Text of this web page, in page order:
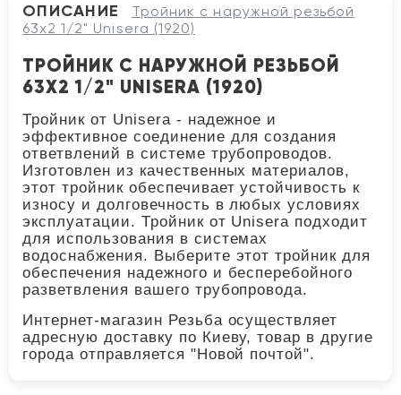
ОПИСАНИЕ
Тройник с наружной резьбой
63x2 1/2" Unisera (1920)
ТРОЙНИК С НАРУЖНОЙ РЕЗЬБОЙ
63X2 1/2" UNISERA (1920)
Тройник от Unisera - надежное и
эффективное соединение для создания
ответвлений в системе трубопроводов.
Изготовлен из качественных материалов,
этот тройник обеспечивает устойчивость к
износу и долговечность в любых условиях
эксплуатации. Тройник от Unisera подходит
для использования в системах
водоснабжения. Выберите этот тройник для
обеспечения надежного и бесперебойного
разветвления вашего трубопровода.
Интернет-магазин Резьба осуществляет
адресную доставку по Киеву, товар в другие
города отправляется "Новой почтой".